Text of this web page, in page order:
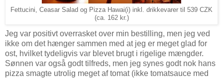
Fettucini, Ceasar Salad og Pizza Hawai(i) inkl. drikkevarer til 539 CZK
(ca. 162 kr.)
Jeg var positivt overrasket over min bestilling, men jeg ved
ikke om det hænger sammen med at jeg er meget glad for
ost, hvilket tydeligvis var blevet brugt i rigelige mængder.
Sønnen var også godt tilfreds, men jeg synes godt nok hans
pizza smagte utrolig meget af tomat (ikke tomatsauce med